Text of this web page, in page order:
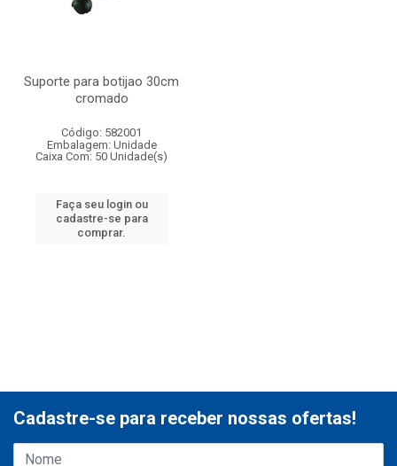
Suporte para botijao 30cm
cromado
Código: 582001
Embalagem: Unidade
Caixa Com: 50 Unidade(s)
Faça seu login ou
cadastre-se para
comprar.
Cadastre-se para receber nossas ofertas!